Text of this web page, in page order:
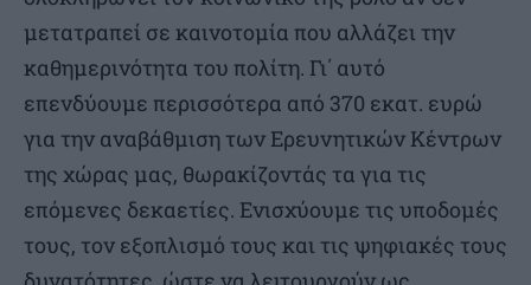
μετατραπεί σε καινοτομία που αλλάζει την
καθημερινότητα του πολίτη. Γι΄ αυτό
επενδύουμε περισσότερα από 370 εκατ. ευρώ
για την αναβάθμιση των Ερευνητικών Κέντρων
της χώρας μας, θωρακίζοντάς τα για τις
επόμενες δεκαετίες. Ενισχύουμε τις υποδομές
τους, τον εξοπλισμό τους και τις ψηφιακές τους